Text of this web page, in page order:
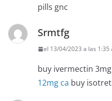
pills gnc
Srmtfg
el 13/04/2023 a las 1:35
buy ivermectin
12mg ca buy